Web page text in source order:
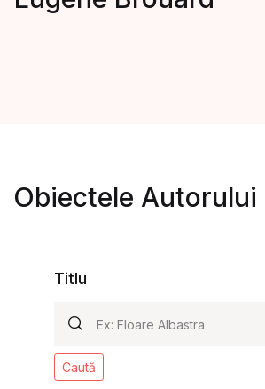
Obiectele Autorului
Titlu
Caută